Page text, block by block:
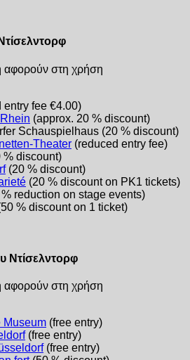
αφορούν στη χρήση
entry fee €4.00)
(approx. 20 % discount)
Schauspielhaus (20 % discount)
Theater (reduced entry fee)
% discount)
(20 % discount)
(20 % discount on PK1 tickets)
% reduction on stage events)
% discount on 1 ticket)
Ντίσελντορφ
αφορούν στη χρήση
Museum (free entry)
(free entry)
(free entry)